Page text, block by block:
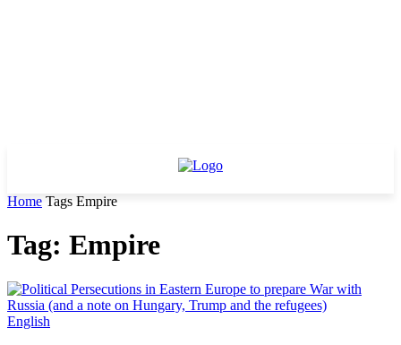
Home Tags Empire
Tag: Empire
English